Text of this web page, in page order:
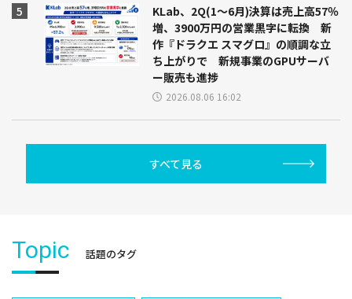
KLab、2Q(1～6月)決算は売上高57％
増、3900万円の営業黒字に転換 新
作『ドラクエ スマグロ』の順調な立
ち上がりで 新規事業のGPUサーバ
ー販売も進捗
2026.08.06 16:02
すべて見る
Topic 話題のタグ